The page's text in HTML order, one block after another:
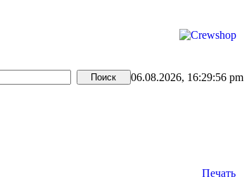
06.08.2026, 16:29:56 pm
Печать